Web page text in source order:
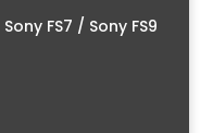
FS7 / Sony FS9